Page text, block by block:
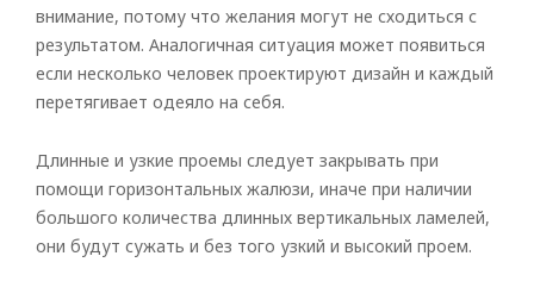
внимание, потому что желания могут не сходиться с
результатом. Аналогичная ситуация может появиться
если несколько человек проектируют дизайн и каждый
перетягивает одеяло на себя.
Длинные и узкие проемы следует закрывать при
помощи горизонтальных жалюзи, иначе при наличии
большого количества длинных вертикальных ламелей,
они будут сужать и без того узкий и высокий проем.